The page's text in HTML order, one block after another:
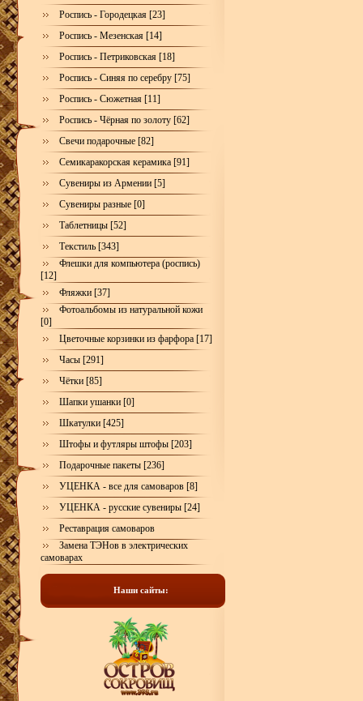
Роспись - Городецкая [23]
Роспись - Мезенская [14]
Роспись - Петриковская [18]
Роспись - Синяя по серебру [75]
Роспись - Сюжетная [11]
Роспись - Чёрная по золоту [62]
Свечи подарочные [82]
Семикаракорская керамика [91]
Сувениры из Армении [5]
Сувениры разные [0]
Таблетницы [52]
Текстиль [343]
Флешки для компьютера (роспись)
[12]
Фляжки [37]
Фотоальбомы из натуральной кожи
[0]
Цветочные корзинки из фарфора [17]
Часы [291]
Чётки [85]
Шапки ушанки [0]
Шкатулки [425]
Штофы и футляры штофы [203]
Подарочные пакеты [236]
УЦЕНКА - все для самоваров [8]
УЦЕНКА - русские сувениры [24]
Реставрация самоваров
Замена ТЭНов в электрических
самоварах
Наши сайты: